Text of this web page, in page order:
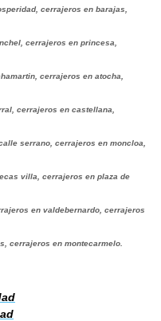
cerrajeros en barajas,
cerrajeros en princesa,
cerrajeros en atocha,
cerrajeros en castellana,
serrano, cerrajeros en moncloa,
villa, cerrajeros en plaza de
en valdebernardo, cerrajeros
cerrajeros en montecarmelo.